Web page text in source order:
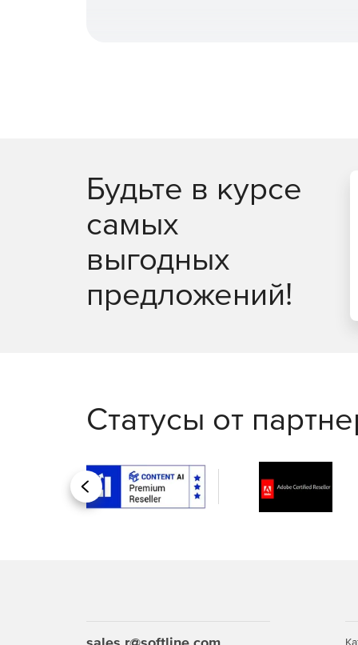
Будьте в курсе
самых
выгодных
предложений!
Статусы от
Назад